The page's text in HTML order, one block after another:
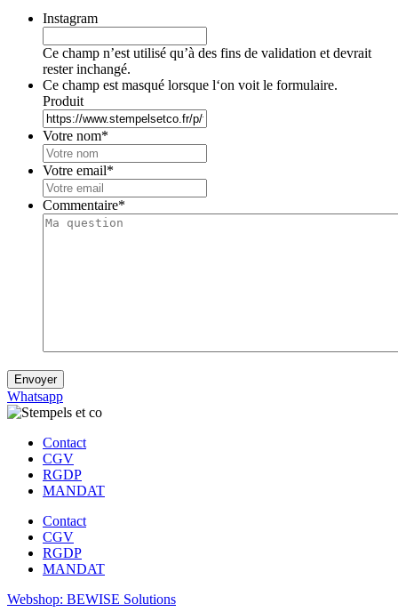
Instagram
Ce champ n’est utilisé qu’à des fins de validation et devrait
rester inchangé.
Ce champ est masqué lorsque l‘on voit le formulaire.
Produit
Votre nom*
Votre email*
Commentaire*
Envoyer
Whatsapp
Contact
CGV
RGDP
MANDAT
Contact
CGV
RGDP
MANDAT
Webshop: BEWISE Solutions